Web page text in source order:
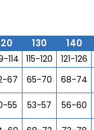
130 140
114 115-120 121-126
67 65-70 68-74
55 53-57 56-60